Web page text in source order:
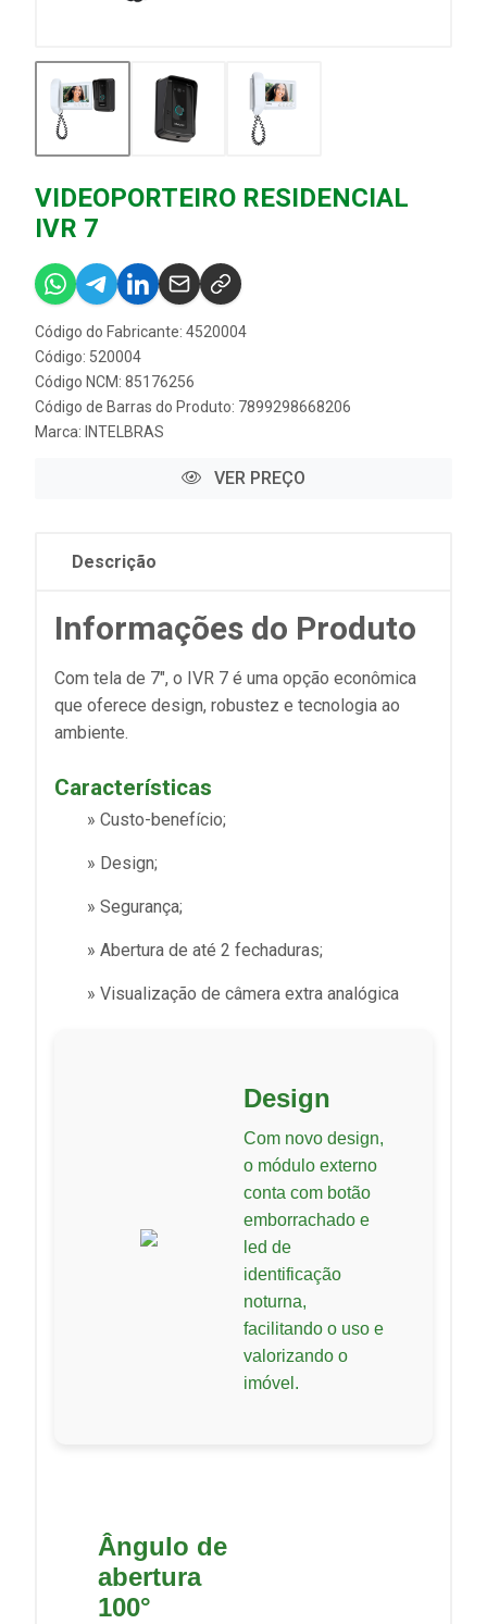
VIDEOPORTEIRO RESIDENCIAL
IVR 7
Código do Fabricante: 4520004
Código: 520004
Código NCM: 85176256
Código de Barras do Produto: 7899298668206
Marca: INTELBRAS
VER PREÇO
Descrição
Informações do Produto
Com tela de 7", o IVR 7 é uma opção econômica
que oferece design, robustez e tecnologia ao
ambiente.
Características
» Custo-benefício;
» Design;
» Segurança;
» Abertura de até 2 fechaduras;
» Visualização de câmera extra analógica
Design
Com novo design,
o módulo externo
conta com botão
emborrachado e
led de
identificação
noturna,
facilitando o uso e
valorizando o
imóvel.
Ângulo de
abertura
100°